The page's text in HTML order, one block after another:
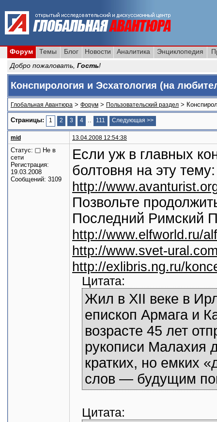
Форум Темы Блог Новости Аналитика Энциклопедия
Добро пожаловать, Гость!
Конспирология и Эсхатология (на
Глобальная Авантюра > Форум > Пользовательский раздел >
Страницы: 1 2 3 4 .. 111 Следующая >>
mid 13.04.2008 12:54:38
Статус:
Не в
сети
Регистрация:
19.03.2008
Сообщений: 3109
Если уж в главных
болтовня на эту тему:
http://
Позвольте
Последний Римский
http://www.elfworld.ru/
http://www.svet-
http://exlibris.ng.ru/
Цитата:
Жил в XII веке в
епископ Армага и
возрасте 45 лет
рукописи Малахия
кратких, но емких
слов — будущим
Цитата: